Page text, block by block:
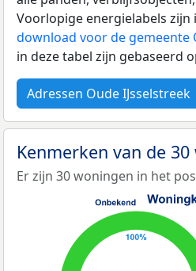
Voorlopige energielabels
download voor de gemeente
in deze tabel zijn gebaseerd
Adressen Oude IJsselstreek
Kenmerken van de
Er zijn 30 woningen in het